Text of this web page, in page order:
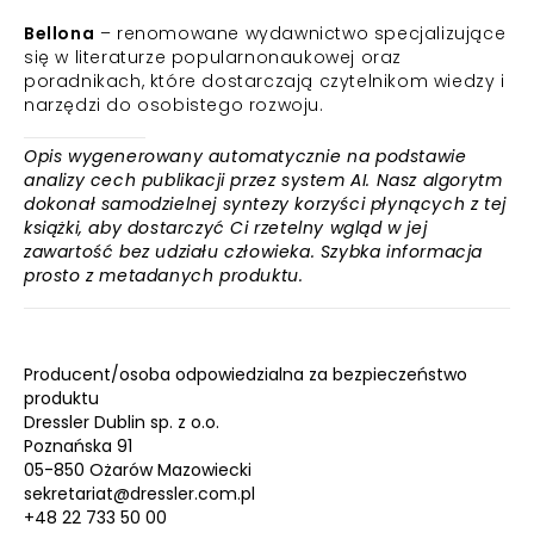
Bellona – renomowane wydawnictwo specjalizujące
się w literaturze popularnonaukowej oraz
poradnikach, które dostarczają czytelnikom wiedzy i
narzędzi do osobistego rozwoju.
Opis wygenerowany automatycznie na podstawie
analizy cech publikacji przez system AI. Nasz algorytm
dokonał samodzielnej syntezy korzyści płynących z tej
książki, aby dostarczyć Ci rzetelny wgląd w jej
zawartość bez udziału człowieka. Szybka informacja
prosto z metadanych produktu.
Producent/osoba odpowiedzialna za bezpieczeństwo
produktu
Dressler Dublin sp. z o.o.
Poznańska 91
05-850 Ożarów Mazowiecki
sekretariat@dressler.com.pl
+48 22 733 50 00